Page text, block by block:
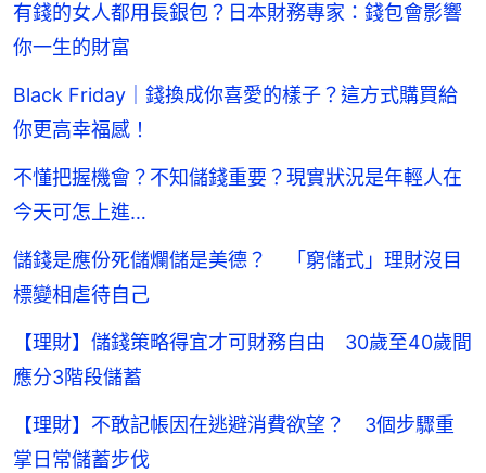
有錢的女人都用長銀包？日本財務專家：錢包會影響
你一生的財富
Black Friday｜錢換成你喜愛的樣子？這方式購買給
你更高幸福感！
不懂把握機會？不知儲錢重要？現實狀況是年輕人在
今天可怎上進…
儲錢是應份死儲爛儲是美德？ 「窮儲式」理財沒目
標變相虐待自己
【理財】儲錢策略得宜才可財務自由 30歲至40歲間
應分3階段儲蓄
【理財】不敢記帳因在逃避消費欲望？ 3個步驟重
掌日常儲蓄步伐